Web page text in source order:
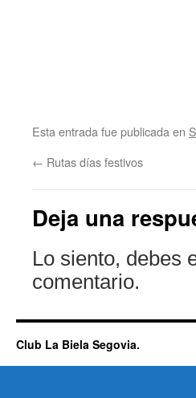
Esta entrada fue publicada en
← Rutas días festivos
Deja una
Lo siento, debes
comentario.
Club La Biela Segovia.